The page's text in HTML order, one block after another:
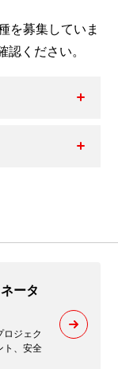
を募集していま
ください。
ータ
ロジェク
ト、安全